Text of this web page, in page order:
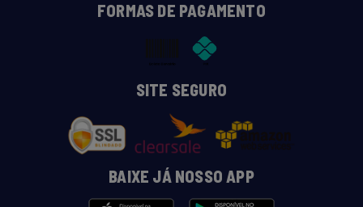
FORMAS DE PAGAMENTO
SITE SEGURO
BAIXE JÁ NOSSO APP